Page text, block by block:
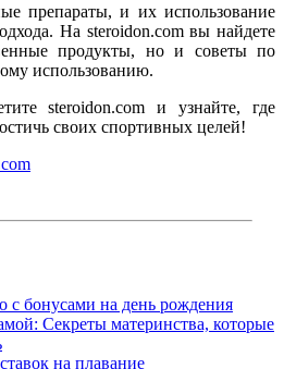
препараты, и их использование
На steroidon.com вы найдете
продукты, но и советы по
использованию.
steroidon.com и узнайте, где
своих спортивных целей!
с бонусами на день рождения
Секреты материнства, которые
на плавание